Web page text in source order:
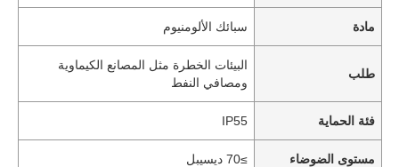
مادة سبائك الألومنيوم
طلب
البيئات الخطرة مثل المصانع الكيماوية
ومصافي النفط
فئة الحماية IP55
مستوى الضوضاء ≥70 ديسيبل